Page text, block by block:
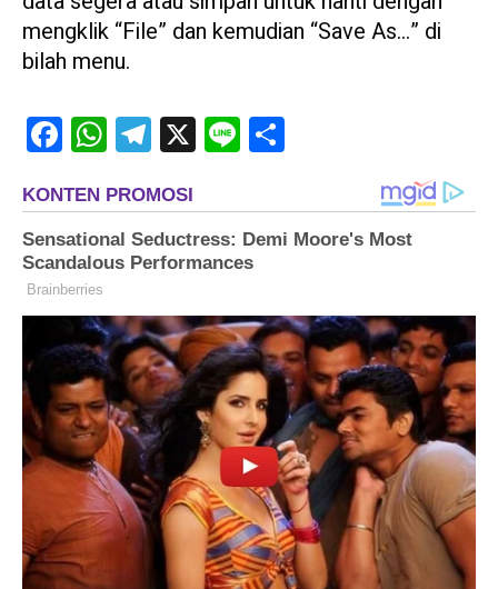
mengklik “File” dan kemudian “Save As…” di
bilah menu.
FacebookWhatsAppTelegram
X Line